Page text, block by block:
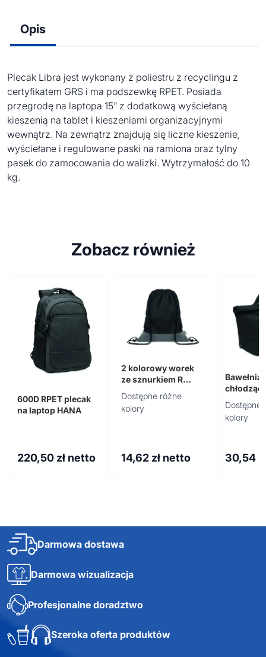
Opis
Plecak Libra jest wykonany z poliestru z recyclingu z
certyfikatem GRS i ma podszewkę RPET. Posiada
przegrodę na laptopa 15” z dodatkową wyściełaną
kieszenią na tablet i kieszeniami organizacyjnymi
wewnątrz. Na zewnątrz znajdują się liczne kieszenie,
wyściełane i regulowane paski na ramiona oraz tylny
pasek do zamocowania do walizki. Wytrzymałość do 10
kg.
Zobacz również
600D RPET plecak
na laptop HANA
220,50 zł netto
2 kolorowy worek
ze sznurkiem R
LIBAG
Dostępne różne
kolory
14,62 zł netto
COLOUR
Dostępne
kolory
30,54
Darmowa dostawa
Darmowa wizualizacja
Profesjonalne doradztwo
Szeroka oferta produktów